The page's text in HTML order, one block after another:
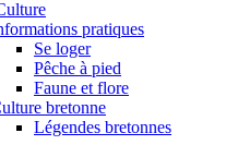
pratiques
Se loger
Pêche à pied
Faune et flore
bretonne
Légendes bretonnes